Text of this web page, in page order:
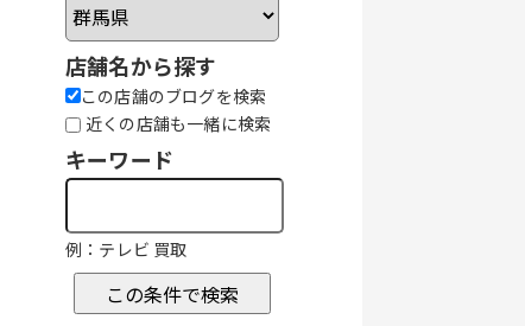
店舗名から探す
この店舗のブログを検索
近くの店舗も一緒に検索
キーワード
例：テレビ 買取
この条件で検索